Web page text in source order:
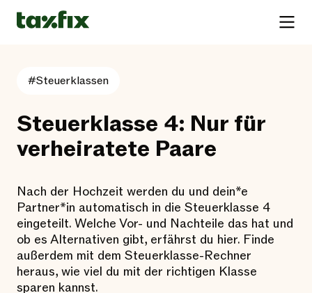
#Steuerklassen
Steuerklasse 4: Nur für
verheiratete Paare
Nach der Hochzeit werden du und dein*e
Partner*in automatisch in die Steuerklasse 4
eingeteilt. Welche Vor- und Nachteile das hat und
ob es Alternativen gibt, erfährst du hier. Finde
außerdem mit dem Steuerklasse-Rechner
heraus, wie viel du mit der richtigen Klasse
sparen kannst.